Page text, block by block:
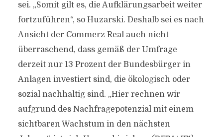
sei. „Somit gilt es, die Aufklärungsarbeit weiter
fortzuführen“, so Huzarski. Deshalb sei es nach
Ansicht der Commerz Real auch nicht
überraschend, dass gemäß der Umfrage
derzeit nur 13 Prozent der Bundesbürger in
Anlagen investiert sind, die ökologisch oder
sozial nachhaltig sind. „Hier rechnen wir
aufgrund des Nachfragepotenzial mit einem
sichtbaren Wachstum in den nächsten